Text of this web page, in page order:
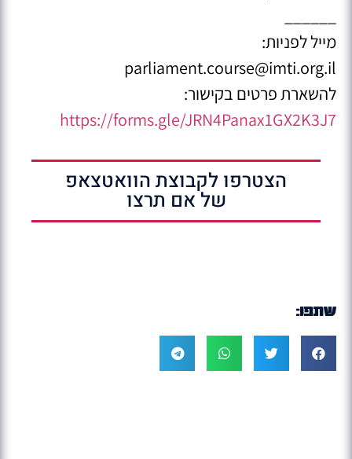
מייל לפניות:
parliament.course@imti.org.il
להשארת פרטים בקישור:
https://forms.gle/JRN4Panax1GX2K3J7
הצטרפו לקבוצת הוואטצאפ
של אם תרצו
שתפו: